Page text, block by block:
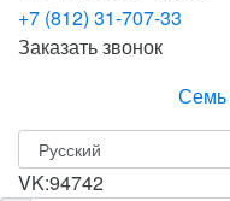
+7 (812) 31-707-33
Заказать звонок
Семь
VK:94742